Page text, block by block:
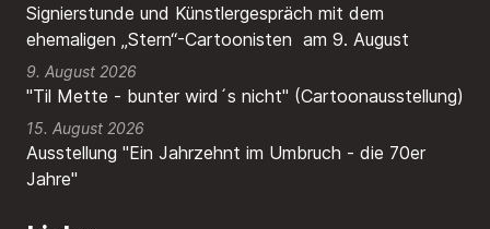
Signierstunde und Künstlergespräch mit dem
ehemaligen „Stern“-Cartoonisten am 9. August
9. August 2026
"Til Mette - bunter wird´s nicht" (Cartoonausstellung)
15. August 2026
Ausstellung "Ein Jahrzehnt im Umbruch - die 70er
Jahre"